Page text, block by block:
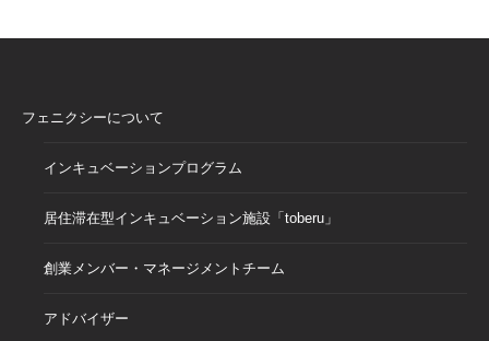
フェニクシーについて
インキュベーションプログラム
居住滞在型インキュベーション施設「toberu」
創業メンバー・マネージメントチーム
アドバイザー